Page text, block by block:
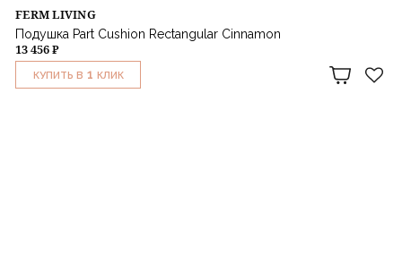
FERM LIVING
Подушка Part Cushion Rectangular Cinnamon
13 456 ₽
КУПИТЬ В 1 КЛИК